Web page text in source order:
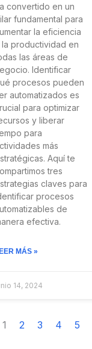
convertido en un
fundamental para
la eficiencia
la productividad en
las áreas de
Identificar
procesos pueden
automatizados es
para optimizar
y liberar
para
más
Aquí te
tres
claves para
procesos
de
efectiva.
MÁS »
14, 2024
1 2 3 4 5